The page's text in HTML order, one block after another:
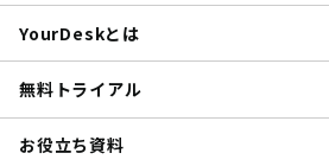
YourDeskとは
無料トライアル
お役立ち資料